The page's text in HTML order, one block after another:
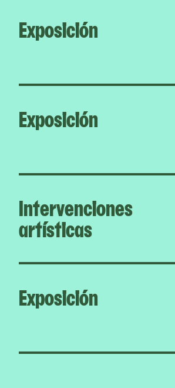
Exposición
Exposición
Intervenciones
artísticas
Exposición